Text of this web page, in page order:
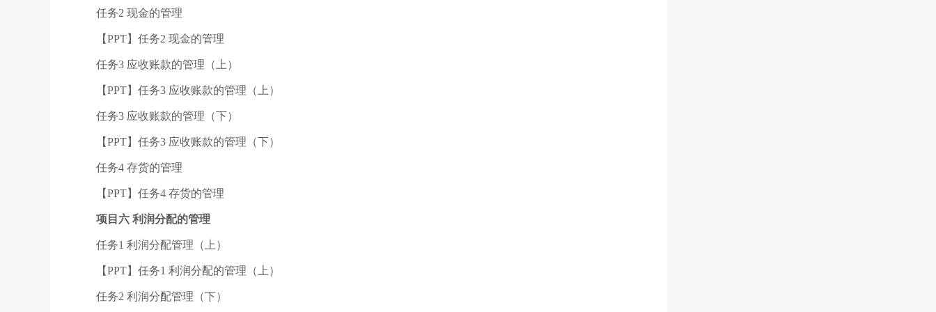
任务2 现金的管理
【PPT】任务2 现金的管理
任务3 应收账款的管理（上）
【PPT】任务3 应收账款的管理（上）
任务3 应收账款的管理（下）
【PPT】任务3 应收账款的管理（下）
任务4 存货的管理
【PPT】任务4 存货的管理
项目六 利润分配的管理
任务1 利润分配管理（上）
【PPT】任务1 利润分配的管理（上）
任务2 利润分配管理（下）